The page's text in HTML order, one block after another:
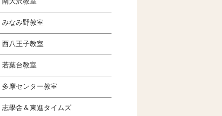
みなみ野教室
西八王子教室
若葉台教室
多摩センター教室
志學舎＆東進タイムズ